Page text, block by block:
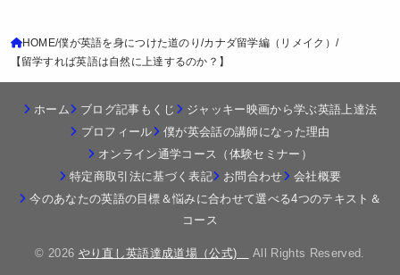
HOME 僕が英語を身につけた道のり カナダ留学編（リメイク）
【留学すれば英語は自然に上達するのか？】
ホーム ブログ記事もくじ
ジャッキー映画から学ぶ英語上達法
プロフィール
僕が英会話の講師になった理由
オンライン通学コース（体験セミナー）
特定商取引法に基づく表記
お問合わせ
会社概要
今のあなたの英語の目標＆悩みに合わせて選べる4つのテキスト＆
コース
© 2026 やり直し英語達成道場（公式) All Rights Reserved.